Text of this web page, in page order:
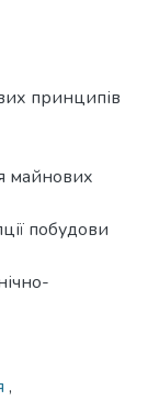
принципів
майнових
побудови
,